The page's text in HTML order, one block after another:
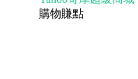
購物賺點